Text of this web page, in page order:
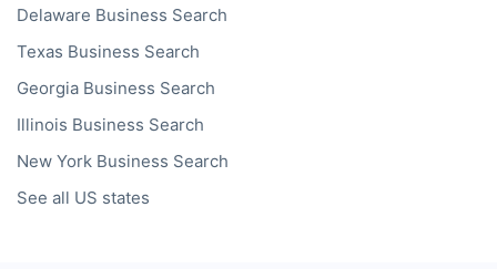
Delaware Business Search
Texas Business Search
Georgia Business Search
Illinois Business Search
New York Business Search
See all US states